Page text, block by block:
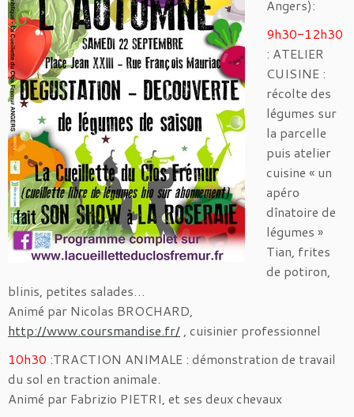
Angers):
9h30-12h30
: ATELIER
CUISINE :
récolte des
légumes sur
la parcelle
puis atelier
cuisine « un
apéro
dînatoire de
légumes »
Tian, frites
de potiron,
blinis, petites salades…
Animé par Nicolas BROCHARD,
http://www.coursmandise.fr/ , cuisinier professionnel
10h30 :TRACTION ANIMALE : démonstration de travail
du sol en traction animale.
Animé par Fabrizio PIETRI, et ses deux chevaux